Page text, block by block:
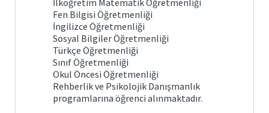
İlköğretim Matematik Öğretmenliği
Fen Bilgisi Öğretmenliği
İngilizce Öğretmenliği
Sosyal Bilgiler Öğretmenliği
Türkçe Öğretmenliği
Sınıf Öğretmenliği
Okul Öncesi Öğretmenliği
Rehberlik ve Psikolojik Danışmanlık
programlarına öğrenci alınmaktadır.